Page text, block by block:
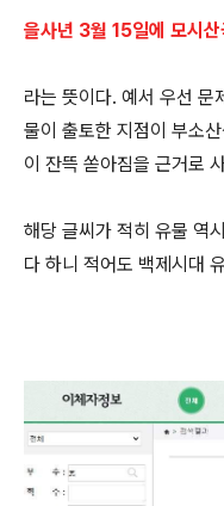
을사년 3월 15일에 모시
라는 뜻이다. 예서 우선 문
물이 출토한 지점이 부소
이 잔뜩 쏟아짐을 근거로
해당 글씨가 적히 유물 역
다 하니 적어도 백제시대